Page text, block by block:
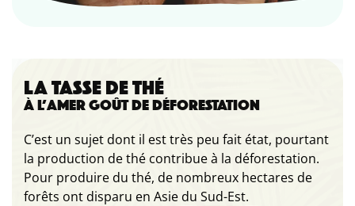
LA TASSE DE THÉ
À L’AMER GOÛT DE DÉFORESTATION
C’est un sujet dont il est très peu fait état, pourtant
la production de thé contribue à la déforestation.
Pour produire du thé, de nombreux hectares de
forêts ont disparu en Asie du Sud-Est.